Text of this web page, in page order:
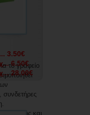
το γραφείο
συνδετήρες
κοπής και
3.50€
6.50€
28.00€